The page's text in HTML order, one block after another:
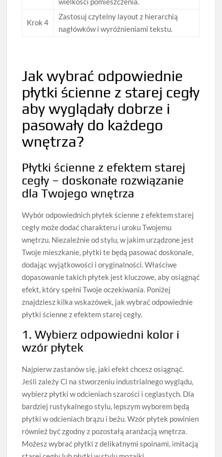
Krok 4
Zastosuj czytelny layout z hierarchią
nagłówków i wyróżnieniami tekstu.
Jak wybrać odpowiednie
płytki ścienne z starej cegły
aby wyglądały dobrze i
pasowały do każdego
wnętrza?
Płytki ścienne z efektem starej
cegły – doskonałe rozwiązanie
dla Twojego wnętrza
Wybór odpowiednich płytek ścienne z efektem starej
cegły może dodać charakteru i uroku Twojemu
wnętrzu. Niezależnie od stylu, w jakim urządzone jest
Twoje mieszkanie, płytki te będą pasować doskonale,
dodając wyjątkowości i oryginalności. Właściwe
dopasowanie takich płytek jest kluczowe, aby osiągnąć
efekt, który spełni Twoje oczekiwania. Poniżej
znajdziesz kilka wskazówek, jak wybrać odpowiednie
płytki ścienne z efektem starej cegły.
1. Wybierz odpowiedni kolor i
wzór płytek
Najpierw zastanów się, jaki efekt chcesz osiągnąć.
Jeśli zależy Ci na stworzeniu industrialnego wyglądu,
wybierz płytki w odcieniach szarości i ceglastych. Dla
bardziej rustykalnego stylu, lepszym wyborem będą
płytki w odcieniach brązu i beżu. Wzór płytek powinien
również być zgodny z pozostałą aranżacją wnętrza.
Możesz wybrać płytki z delikatnymi spoinami, imitacją